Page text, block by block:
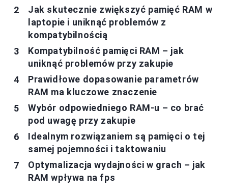
Jak skutecznie zwiększyć pamięć RAM w
laptopie i uniknąć problemów z
kompatybilnością
Kompatybilność pamięci RAM – jak
uniknąć problemów przy zakupie
Prawidłowe dopasowanie parametrów
RAM ma kluczowe znaczenie
Wybór odpowiedniego RAM-u – co brać
pod uwagę przy zakupie
Idealnym rozwiązaniem są pamięci o tej
samej pojemności i taktowaniu
Optymalizacja wydajności w grach – jak
RAM wpływa na fps